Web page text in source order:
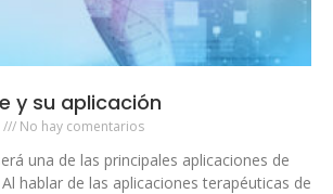
y su aplicación
No hay comentarios
una de las principales aplicaciones de
hablar de las aplicaciones terapéuticas de